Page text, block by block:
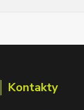
Kontakty